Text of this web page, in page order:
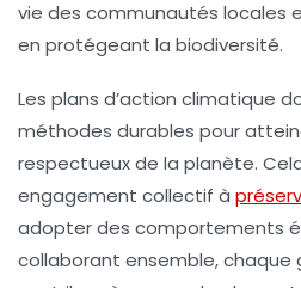
vie des communautés locales
en protégeant la biodiversité.
Les plans d’action climatique
méthodes durables pour
respectueux de la planète.
engagement collectif à
adopter des comportements
collaborant ensemble,